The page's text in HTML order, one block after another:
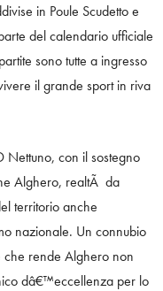
in Poule Scudetto e
del calendario ufficiale
sono tutte a ingresso
il grande sport in riva
con il sostegno
Alghero, realtÃ da
territorio anche
nazionale. Un connubio
che rende Alghero non
dâ€™eccellenza per lo